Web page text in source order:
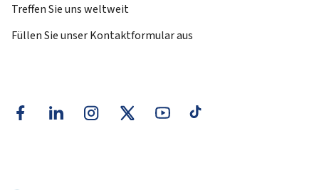
Treffen Sie uns weltweit
Füllen Sie unser Kontaktformular aus